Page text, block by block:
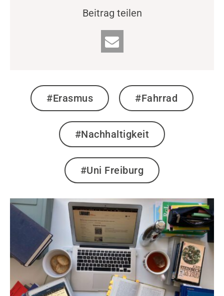
Beitrag teilen
#Erasmus #Fahrrad
#Nachhaltigkeit
#Uni Freiburg